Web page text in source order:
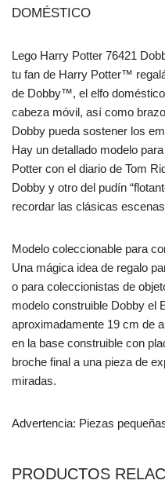
DOMÉSTICO
Lego Harry Potter 76421
tu fan de Harry Potter™
de Dobby™, el elfo
cabeza móvil, así como
Dobby pueda sostener los
Hay un detallado modelo
Potter con el diario de Tom
Dobby y otro del pudín
recordar las clásicas
Modelo coleccionable para
Una mágica idea de regalo
o para coleccionistas de
modelo construible Dobby el
aproximadamente 19 cm de
en la base construible con
broche final a una pieza de
miradas.
Advertencia: Piezas
PRODUCTOS